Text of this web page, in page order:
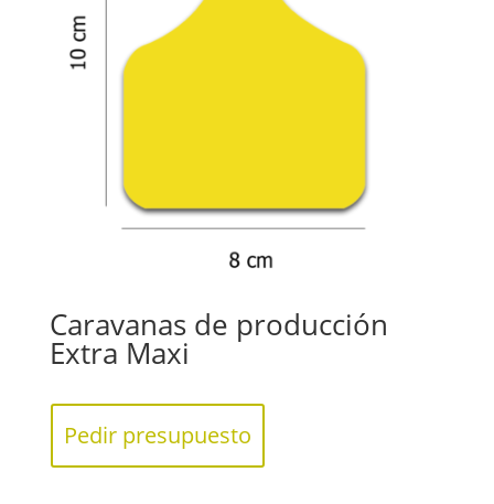
Caravanas de producción
Extra Maxi
Pedir presupuesto